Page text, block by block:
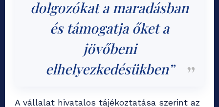
dolgozókat a maradásban
és támogatja őket a
jövőbeni
elhelyezkedésükben”
A vállalat hivatalos tájékoztatása szerint az